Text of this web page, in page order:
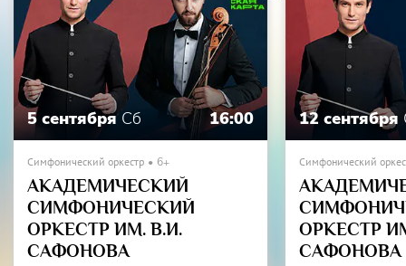
5 сентября Сб 16:00
Симфонический оркестр 6+
АКАДЕМИЧЕСКИЙ
СИМФОНИЧЕСКИЙ
ОРКЕСТР ИМ. В.И.
САФОНОВА
12 сентября
Симфонический
ОРКЕСТР
САФОНОВА